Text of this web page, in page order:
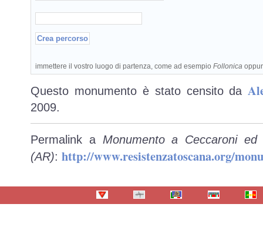
immettere il vostro luogo di partenza, come ad esempio Follonica
Questo monumento è stato censito da
2009.
Permalink a Monumento a Ceccaroni
(AR): http://www.resistenzatoscana.org/